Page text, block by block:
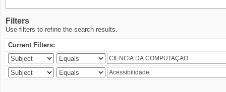
Filters
Use filters to refine the search results.
Current Filters: